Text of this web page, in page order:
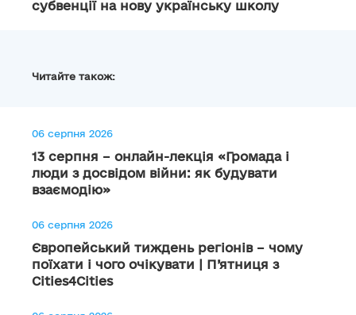
субвенції на нову українську школу
Читайте також:
06 серпня 2026
13 серпня – онлайн-лекція «Громада і
люди з досвідом війни: як будувати
взаємодію»
06 серпня 2026
Європейський тиждень регіонів – чому
поїхати і чого очікувати | П’ятниця з
Cities4Cities